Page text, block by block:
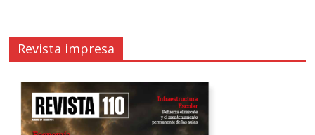
Revista impresa